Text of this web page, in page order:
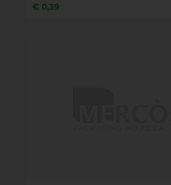
€ 0,39